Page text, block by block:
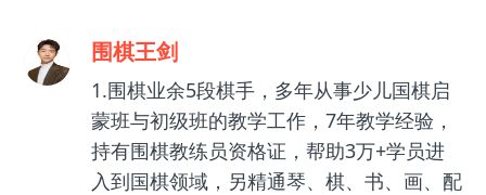
围棋王剑
1.围棋业余5段棋手，多年从事少儿国棋启
蒙班与初级班的教学工作，7年教学经验，
持有围棋教练员资格证，帮助3万+学员进
入到国棋领域，另精通琴、棋、书、画、配